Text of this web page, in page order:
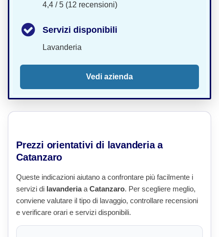
4,4 / 5 (12 recensioni)
Servizi disponibili
Lavanderia
Vedi azienda
Prezzi orientativi di lavanderia a
Catanzaro
Queste indicazioni aiutano a confrontare più facilmente i
servizi di lavanderiaa Catanzaro. Per scegliere meglio,
conviene valutare il tipo di lavaggio, controllare recensioni
e verificare orari e servizi disponibili.